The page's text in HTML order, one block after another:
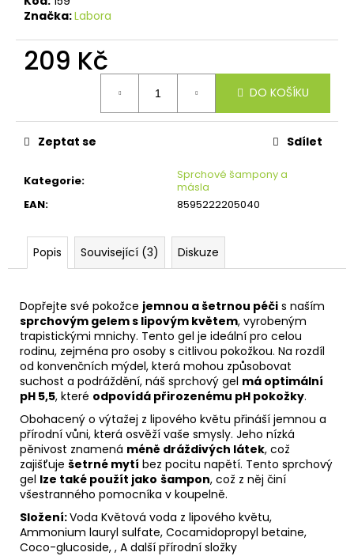
Značka:Labora
209 Kč
DO KOŠÍKU
Kategorie:
Sprchové šampony a
másla
EAN: 8595222205040
Zeptat se Sdílet
Popis Související (3) Diskuze
Dopřejte své pokožce jemnou a šetrnou péči s naším
sprchovým gelem s lipovým květem, vyrobeným
trapistickými mnichy. Tento gel je ideální pro celou
rodinu, zejména pro osoby s citlivou pokožkou. Na rozdíl
od konvenčních mýdel, která mohou způsobovat
suchost a podráždění, náš sprchový gel má optimální
pH 5,5, které odpovídá přirozenému pH pokožky.
Obohacený o výtažej z lipového květu přináší jemnou a
přírodní vůni, která osvěží vaše smysly. Jeho nízká
pěnivost znamená méně dráždivých látek, což
zajišťuje šetrné mytí bez pocitu napětí. Tento sprchový
gel lze také použít jako šampon, což z něj činí
všestranného pomocníka v koupelně.
Složení:Voda Květová voda z lipového květu,
Ammonium lauryl sulfate, Cocamidopropyl betaine,
Coco-glucoside, , A další přírodní složky
u
u
m
e